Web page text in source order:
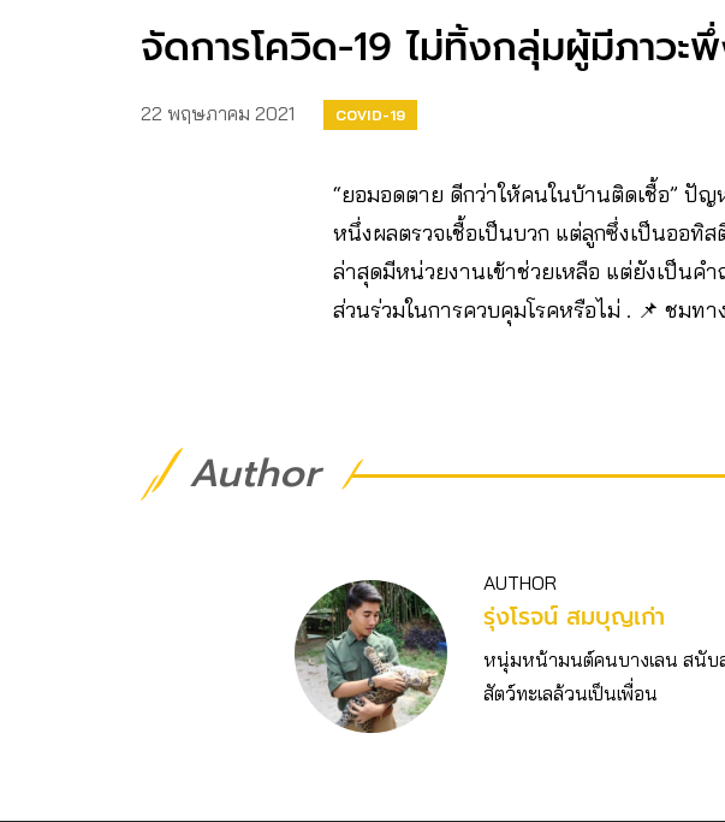
จัดการโควิด-19 ไม่ทิ้งกลุ่มผู้มีภาวะ
22 พฤษภาคม 2021 COVID-19
“ยอมอดตาย ดีกว่าให้คนในบ้านติดเชื้อ” ปัญ
หนึ่งผลตรวจเชื้อเป็นบวก แต่ลูกซึ่งเป็นออทิ
ล่าสุดมีหน่วยงานเข้าช่วยเหลือ แต่ยังเป็นค
ส่วนร่วมในการควบคุมโรคหรือไม่ . 📌 ชมท
Author
AUTHOR
รุ่งโรจน์ สมบุญเก่า
หนุ่มหน้ามนต์คนบางเลน สนับ
สัตว์ทะเลล้วนเป็นเพื่อน